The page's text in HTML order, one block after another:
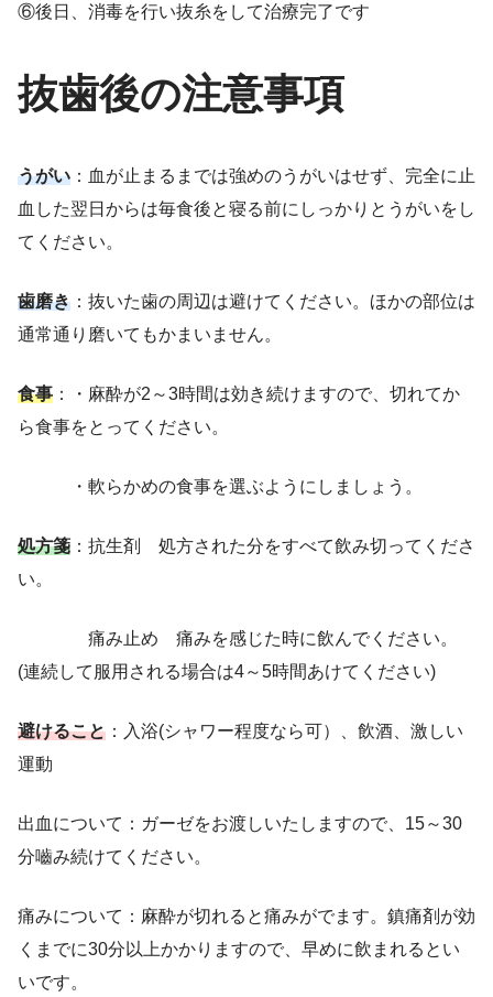
⑥後日、消毒を行い抜糸をして治療完了です
抜歯後の注意事項
うがい ：血が止まるまでは強めのうがいはせず、完全に止
血した翌日からは毎食後と寝る前にしっかりとうがいをし
てください。
歯磨き ：抜いた歯の周辺は避けてください。ほかの部位は
通常通り磨いてもかまいません。
食事 ：・麻酔が2～3時間は効き続けますので、切れてか
ら食事をとってください。
・軟らかめの食事を選ぶようにしましょう。
処方箋 ：抗生剤 処方された分をすべて飲み切ってくださ
い。
痛み止め 痛みを感じた時に飲んでください。
(連続して服用される場合は4～5時間あけてください)
避けること ：入浴(シャワー程度なら可）、飲酒、激しい
運動
出血について：ガーゼをお渡しいたしますので、15～30
分嚙み続けてください。
痛みについて：麻酔が切れると痛みがでます。鎮痛剤が効
くまでに30分以上かかりますので、早めに飲まれるとい
いです。